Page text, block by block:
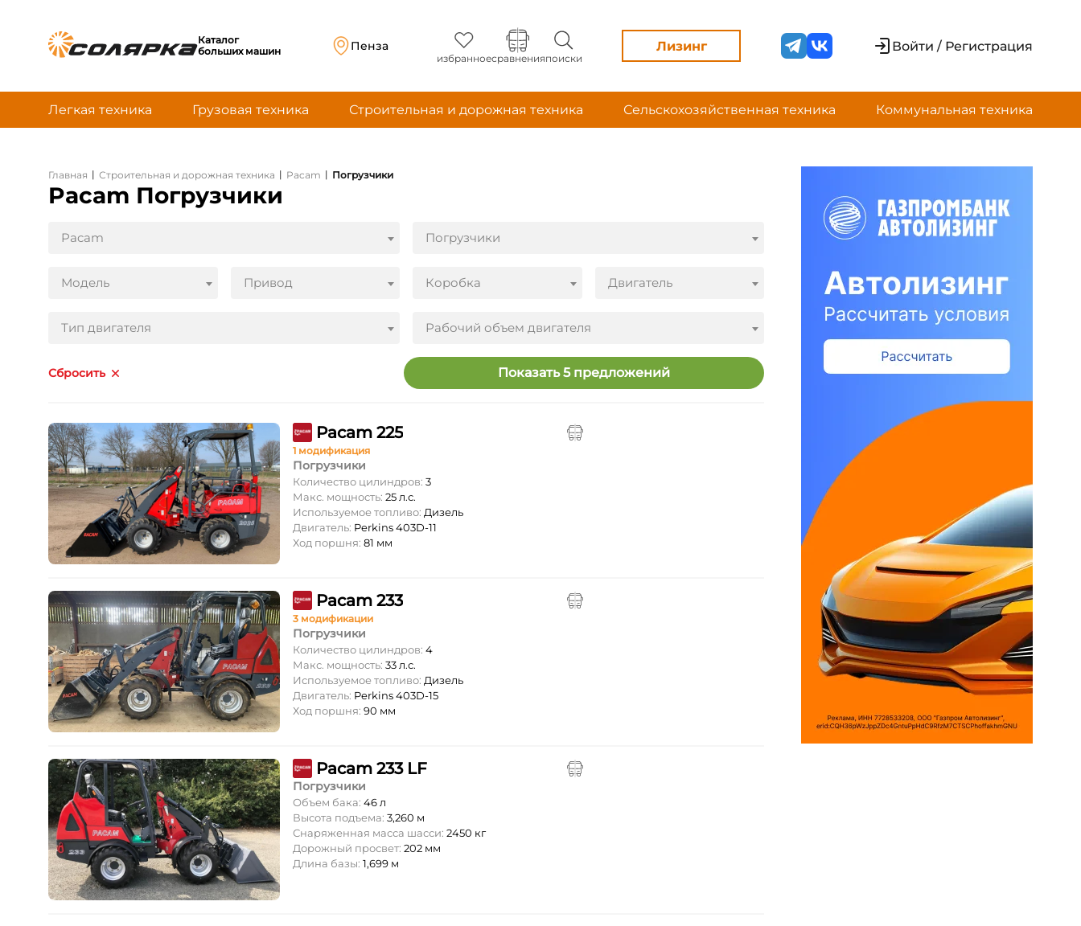
Каталог
больших машин
Пенза
избранноесравненияпоиски
Лизинг Войти / Регистрация
Легкая техника Грузовая техника Строительная и дорожная техника Сельскохозяйственная техника Коммунальная техника
Главная | Строительная и дорожная техника | Pacam | Погрузчики
Pacam Погрузчики
Pacam
Модель Привод
Тип двигателя
Погрузчики
Коробка Двигатель
Рабочий объем двигателя
Сбросить Показать 5 предложений
Pacam 225
1 модификация
Погрузчики
Количество цилиндров: 3
Макс. мощность: 25 л.с.
Используемое топливо: Дизель
Двигатель: Perkins 403D-11
Ход поршня: 81 мм
Pacam 233
3 модификации
Погрузчики
Количество цилиндров: 4
Макс. мощность: 33 л.с.
Используемое топливо: Дизель
Двигатель: Perkins 403D-15
Ход поршня: 90 мм
Pacam 233 LF
Погрузчики
Объем бака: 46 л
Высота подъема: 3,260 м
Снаряженная масса шасси: 2450 кг
Дорожный просвет: 202 мм
Длина базы: 1,699 м